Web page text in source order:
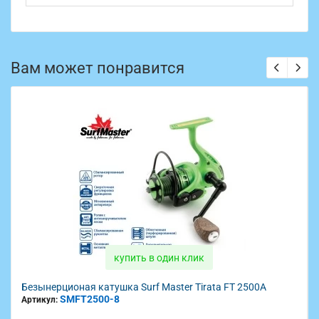
Вам может понравится
Tirata FT 2500A Безынерционая катушка Surf Master